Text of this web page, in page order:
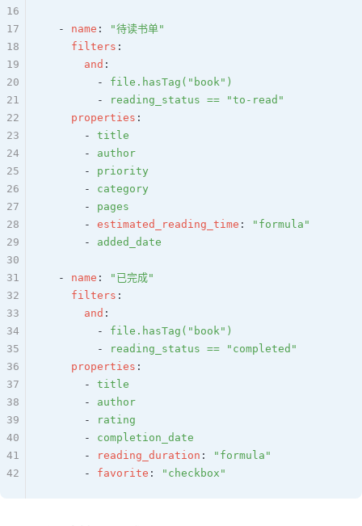
  -
name :
"待读书单"
    filters
:
      and
:
        -
file.hasTag("book")
        -
reading_status == "to-read"
    properties
:
      -
title
      -
author
      -
priority
      -
category
      -
pages
      -
estimated_reading_time :
"formula"
      -
added_date
  -
name :
"已完成"
    filters
:
      and
:
        -
file.hasTag("book")
        -
reading_status == "completed"
    properties
:
      -
title
      -
author
      -
rating
      -
completion_date
      -
reading_duration :
"formula"
      -
favorite : "checkbox"
16
17
18
19
20
21
22
23
24
25
26
27
28
29
30
31
32
33
34
35
36
37
38
39
40
41
42